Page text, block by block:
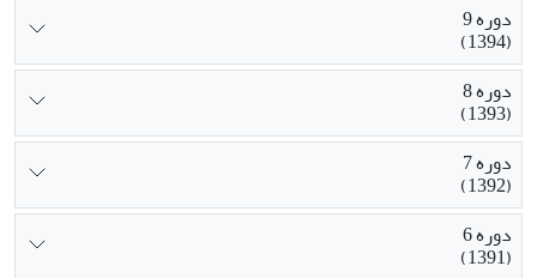
دوره 9
(1394)
دوره 8
(1393)
دوره 7
(1392)
دوره 6
(1391)